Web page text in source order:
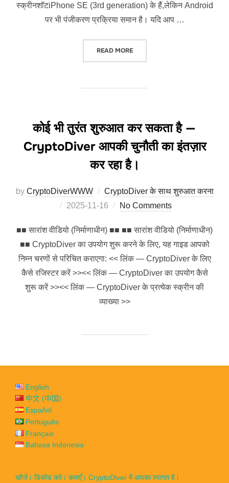
स्क्रीनशॉटiPhone SE (3rd generation) के हैं,लेकिन Android
पर भी पंजीकरण प्रक्रिया समान है। यदि आप …
READ MORE“CRYPTODIVER के लिए कैसे रजिस्टर
कोई भी तुरंत शुरुआत कर सकता है —
CryptoDiver आपकी चुनौती का इंतज़ार
कर रहा है।
by CryptoDiverWWW
CryptoDiver के साथ शुरुआत करना
Posted
2025-11-16 No Comments
■■ सारांश वीडियो (निर्माणाधीन) ■■ ■■ सारांश वीडियो (निर्माणाधीन)
■■ CryptoDiver का उपयोग शुरू करने के लिए, यह गाइड आपको
निम्न चरणों से परिचित कराएगा: << लिंक — CryptoDiver के लिए
कैसे रजिस्टर करें >><< लिंक — CryptoDiver का उपयोग कैसे
शुरू करें >><< लिंक — CryptoDiver के प्रत्येक स्क्रीन की
व्याख्या >>
English
中文 (中国)
Español
Português
Français
Bahasa Indonesia
खोजें। डिकोड करें। कमाएँ। CryptoDiver में आपका स्वागत है।